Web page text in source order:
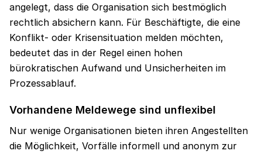
angelegt, dass die Organisation sich bestmöglich
rechtlich absichern kann. Für Beschäftigte, die eine
Konflikt- oder Krisensituation melden möchten,
bedeutet das in der Regel einen hohen
bürokratischen Aufwand und Unsicherheiten im
Prozessablauf.
Vorhandene Meldewege sind unflexibel
Nur wenige Organisationen bieten ihren Angestellten
die Möglichkeit, Vorfälle informell und anonym zur